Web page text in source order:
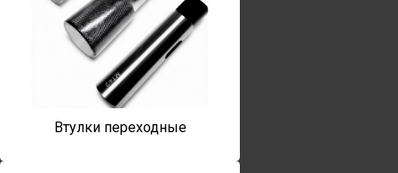
Втулки переходные